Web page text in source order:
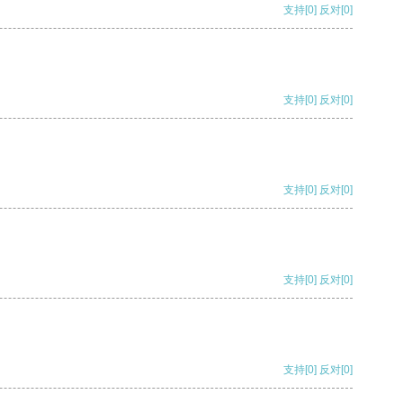
支持[0] 反对[0]
支持[0] 反对[0]
支持[0] 反对[0]
支持[0] 反对[0]
支持[0] 反对[0]